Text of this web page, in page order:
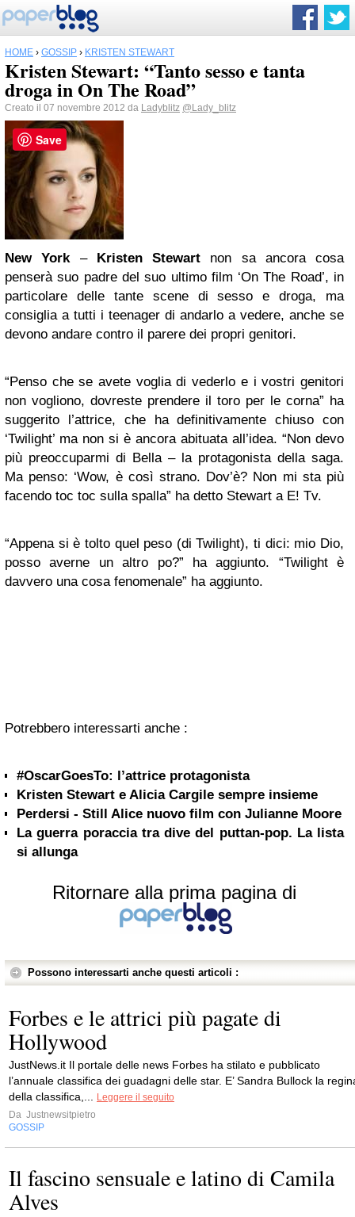
HOME › GOSSIP › KRISTEN STEWART
Kristen Stewart: “Tanto sesso e tanta
droga in On The Road”
Creato il 07 novembre 2012 da Ladyblitz @Lady_blitz
New York– Kristen Stewart non sa ancora cosa
penserà suo padre del suo ultimo film ‘On The Road’, in
particolare delle tante scene di sesso e droga, ma
consiglia a tutti i teenager di andarlo a vedere, anche se
devono andare contro il parere dei propri genitori.
“Penso che se avete voglia di vederlo e i vostri genitori
non vogliono, dovreste prendere il toro per le corna” ha
suggerito l’attrice, che ha definitivamente chiuso con
‘Twilight’ ma non si è ancora abituata all’idea. “Non devo
più preoccuparmi di Bella – la protagonista della saga.
Ma penso: ‘Wow, è così strano. Dov’è? Non mi sta più
facendo toc toc sulla spalla” ha detto Stewart a E! Tv.
“Appena si è tolto quel peso (di Twilight), ti dici: mio Dio,
posso averne un altro po?” ha aggiunto. “Twilight è
davvero una cosa fenomenale” ha aggiunto.
Potrebbero interessarti anche :
#OscarGoesTo: l’attrice protagonista
Kristen Stewart e Alicia Cargile sempre insieme
Perdersi - Still Alice nuovo film con Julianne Moore
La guerra poraccia tra dive del puttan-pop. La lista
si allunga
Ritornare alla prima pagina di
Possono interessarti anche questi articoli :
Forbes e le attrici più pagate di
Hollywood
JustNews.it Il portale delle news Forbes ha stilato e pubblicato
l’annuale classifica dei guadagni delle star. E’ Sandra Bullock la
della classifica,...
Leggere il seguito
Da Justnewsitpietro
GOSSIP
Il fascino sensuale e latino di Camila
Alves
Save